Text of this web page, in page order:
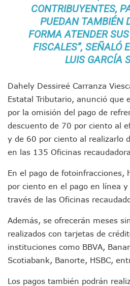
Retiran 10 Toneladas
Arranca Copa México
Munguía Analiza
Bomberas De Vallarta
Región Sanitaria VIII
Asesinan A Regidora
SEP Asigna Escuelas
Tráfico Aéreo Cae En
SAT Lleva Su Oficina
IMSS Rehabilitará
Puerto Vallarta Se
Retiran Cacharros De
Hospital Civil De La
Fechas Y Sedes De
Accidente Fatal En La
Aparecen Vivos Los
Tras Caer Ante
Dictan Prisión
Puente Amado Nervo
C5 Jalisco Recupera
CONTRIBUYENTES,
PUEDAN TAMBIÉN
FORMA ATENDER
FISCALES”, SEÑALÓ
LUIS GARCÍA
Dahely Dessireé Carranza
Estatal Tributario, anunció que
por la omisión del pago de
descuento de 70 por ciento al
y de 60 por ciento al realizarlo
en las 135 Oficinas
En el pago de fotoinfracciones,
por ciento en el pago en línea
través de las Oficinas
Además, se ofrecerán meses
realizados con tarjetas de
instituciones como BBVA,
Scotiabank, Banorte, HSBC,
Los pagos también podrán